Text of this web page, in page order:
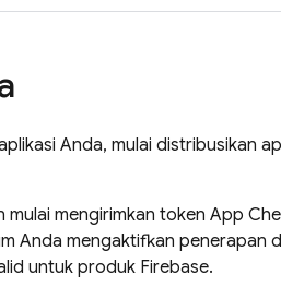
Anda, mulai distribusikan
mulai mengirimkan token App
Anda mengaktifkan penerapan
untuk produk Firebase.